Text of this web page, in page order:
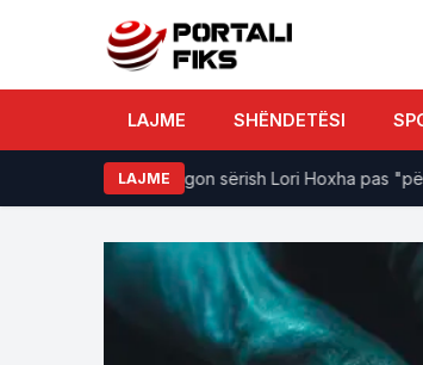
LAJME SHËNDETËSI
LAJME
që..."/ Reagon sërish Lori Hoxha pas